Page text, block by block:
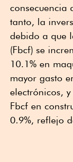
consecuencia
tanto, la
debido a que
(Fbcf) se
10.1% en
mayor gasto
electrónicos,
Fbcf en
0.9%, reflejo